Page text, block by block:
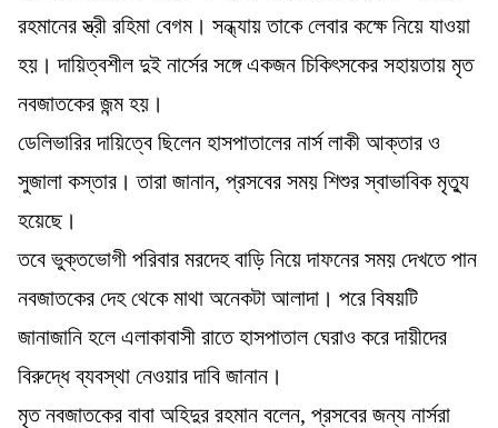
রহমানের স্ত্রী রহিমা বেগম। সন্ধ্যায় তাকে লেবার কক্ষে নিয়ে যাওয়া
হয়। দায়িত্বশীল দুই নার্সের সঙ্গে একজন চিকিৎসকের সহায়তায় মৃত
নবজাতকের জন্ম হয়।
ডেলিভারির দায়িত্বে ছিলেন হাসপাতালের নার্স লাকী আক্তার ও
সুজালা কস্তার। তারা জানান, প্রসবের সময় ‍শিশুর স্বাভাবিক মৃত্যু
হয়েছে।
তবে ভুক্তভোগী পরিবার মরদেহ বাড়ি নিয়ে দাফনের সময় দেখতে পান
নবজাতকের দেহ থেকে মাথা অনেকটা আলাদা। পরে বিষয়টি
জানাজানি হলে এলাকাবাসী রাতে হাসপাতাল ঘেরাও করে দায়ীদের
বিরুদ্ধে ব্যবস্থা নেওয়ার দাবি জানান।
মৃত নবজাতকের বাবা অহিদুর রহমান বলেন, প্রসবের জন্য নার্সরা